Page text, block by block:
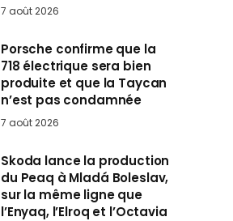
7 août 2026
Porsche confirme que la
718 électrique sera bien
produite et que la Taycan
n’est pas condamnée
7 août 2026
Skoda lance la production
du Peaq à Mladá Boleslav,
sur la même ligne que
l’Enyaq, l’Elroq et l’Octavia